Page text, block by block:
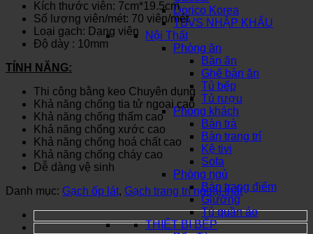
Dorico Korea
TBVS NHẬP KHẨU
Nội Thất
Phòng ăn
Bàn ăn
Ghế bàn ăn
Tủ bếp
Tủ rượu
Phòng khách
Bàn trà
Bàn trang trí
Kệ tivi
Sofa
Phòng ngủ
Bàn trang điểm
Giường
Tủ quần áo
THIẾT BỊ BẾP
Kích thước viên: 7cm*19.5cm
Số lượng viên/mét: 70 viên/mét
Loại gạch: Dạng viên
Độ dày : 10mm
TÍNH NĂNG:
Thi công bằng keo Chuyên dụng
Khả năng chống tia tử ngoại cao
Khả năng chống thấm cao
Khả năng chống xước cao
Khả năng chống hoá chất cao
Khả năng chống cháy cao
Dễ dàng vệ sinh
Danh mục: Gạch ốp lát, Gạch trang trí ngoại thất